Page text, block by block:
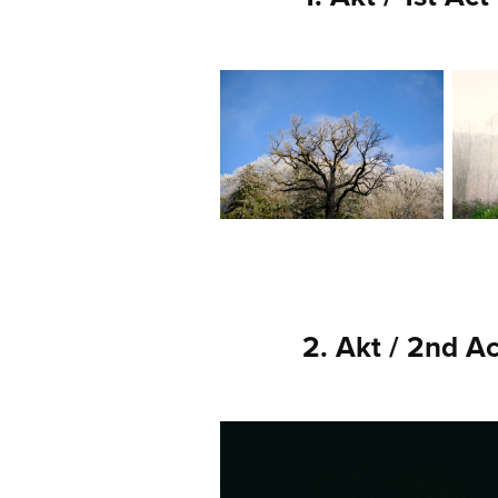
2. Akt / 2nd